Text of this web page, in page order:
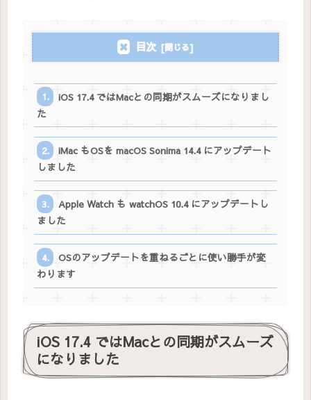
目次
iOS 17.4 ではMacとの同期がスムーズになりまし
た
iMac もOSを macOS Sonima 14.4 にアップデート
しました
Apple Watch も watchOS 10.4 にアップデートし
ました
OSのアップデートを重ねるごとに使い勝手が変
わります
iOS 17.4 ではMacとの同期がスムーズ
になりました